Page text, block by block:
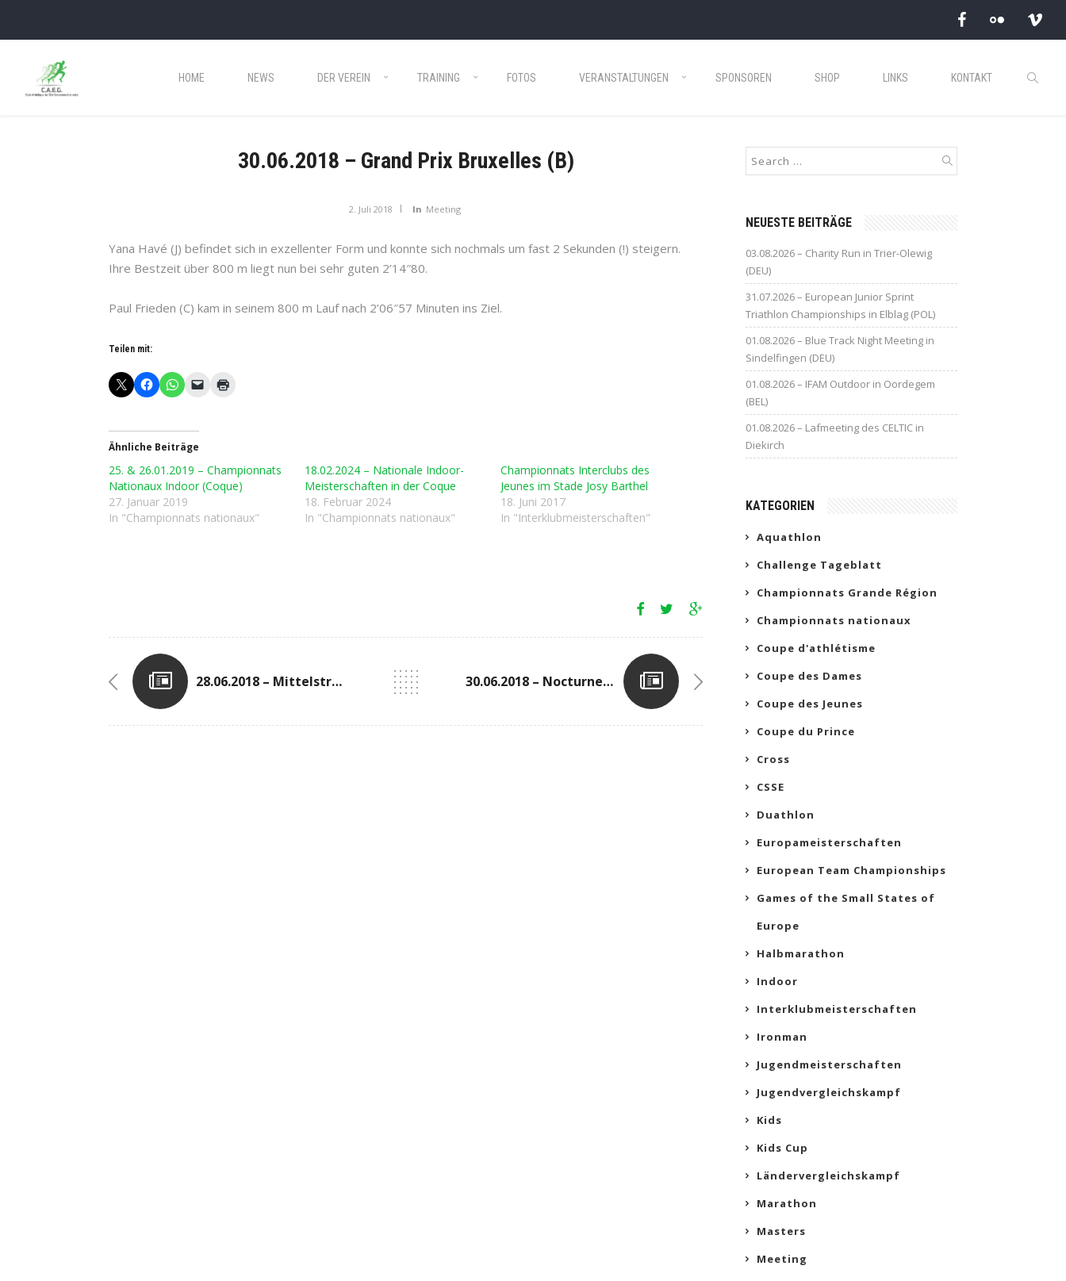
HOME NEWS DER VEREIN TRAINING FOTOS VERANSTALTUNGEN SPONSOREN SHOP LINKS KONTAKT
30.06.2018 – Grand Prix Bruxelles (B)
2. Juli 2018 In Meeting
Yana Havé (J) befindet sich in exzellenter Form und konnte sich nochmals um fast 2 Sekunden (!) steigern.
Ihre Bestzeit über 800 m liegt nun bei sehr guten 2’14″80.
Paul Frieden (C) kam in seinem 800 m Lauf nach 2’06″57 Minuten ins Ziel.
Teilen mit:
Ähnliche Beiträge
25. & 26.01.2019 – Championnats
Nationaux Indoor (Coque)
27. Januar 2019
In "Championnats nationaux"
18.02.2024 – Nationale Indoor-
Meisterschaften in der Coque
18. Februar 2024
In "Championnats nationaux"
Championnats Interclubs des
Jeunes im Stade Josy Barthel
18. Juni 2017
In "Interklubmeisterschaften"
28.06.2018 – Mittelstrecken-Cup In Saarbrücken (D) 30.06.2018 – Nocturne 1 In Dampicourt (B)
NEUESTE BEITRÄGE
03.08.2026 – Charity Run in Trier-Olewig
(DEU)
31.07.2026 – European Junior Sprint
Triathlon Championships in Elblag (POL)
01.08.2026 – Blue Track Night Meeting in
Sindelfingen (DEU)
01.08.2026 – IFAM Outdoor in Oordegem
(BEL)
01.08.2026 – Lafmeeting des CELTIC in
Diekirch
KATEGORIEN
Aquathlon
Challenge Tageblatt
Championnats Grande Région
Championnats nationaux
Coupe d'athlétisme
Coupe des Dames
Coupe des Jeunes
Coupe du Prince
Cross
CSSE
Duathlon
Europameisterschaften
European Team Championships
Games of the Small States of
Europe
Halbmarathon
Indoor
Interklubmeisterschaften
Ironman
Jugendmeisterschaften
Jugendvergleichskampf
Kids
Kids Cup
Ländervergleichskampf
Marathon
Masters
Meeting